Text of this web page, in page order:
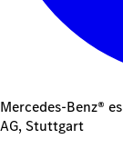
Mercedes-Benz®
AG, Stuttgart